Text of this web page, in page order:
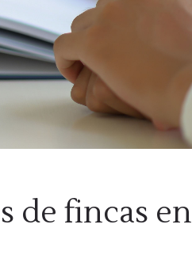
de fincas en